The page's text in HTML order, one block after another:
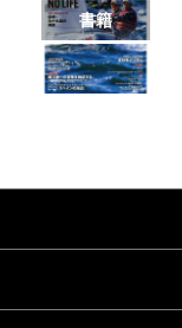
書籍